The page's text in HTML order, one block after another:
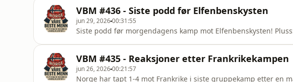
VBM #436 - Siste podd før Elfenbenskysten
jun 29, 202600:31:55
Siste podd før morgendagens kamp mot Elfenbenskysten!
VBM #435 - Reaksjoner etter Frankrikekampen
jun 26, 202600:21:57
Norge har tapt 1-4 mot Frankrike i siste gruppekamp etter en